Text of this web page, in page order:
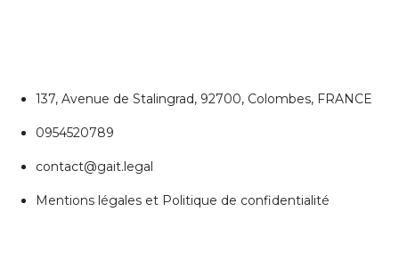
137, Avenue de Stalingrad, 92700, Colombes, FRANCE
0954520789
contact@gait.legal
Mentions légales et Politique de confidentialité